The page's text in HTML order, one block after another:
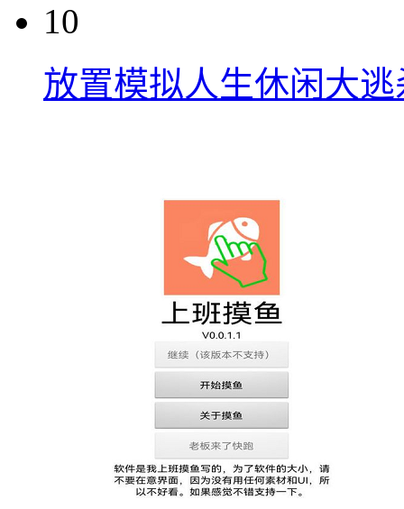
10
放置模拟人生休闲大